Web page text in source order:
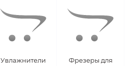
Увлажнители
Фрезеры для